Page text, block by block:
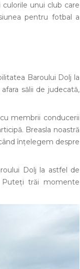
unui club care
pentru fotbal a
Baroului Dolj la
sălii de judecată,
membrii conducerii
Breasla noastră
înțelegem despre
Dolj la astfel de
Puteți trăi momente